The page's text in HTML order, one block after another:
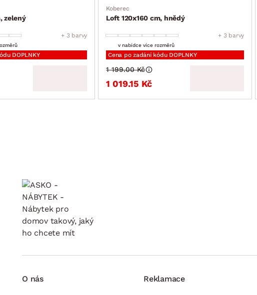
zelený
+ 3 barvy
DOPLNKY
Koberec
Loft 120x160 cm, hnědý
+ 3 barvy
v nabídce více rozměrů
Cena po zadání kódu DOPLNKY
1 019.15 Kč
1 199.00 Kč
O nás Reklamace